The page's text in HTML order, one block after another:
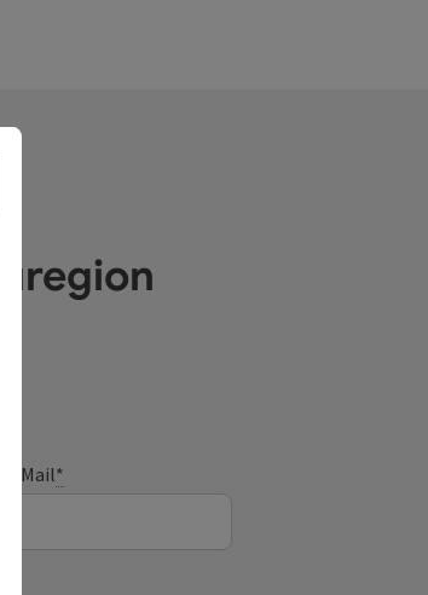
E-Mail*
- Menü öffnen